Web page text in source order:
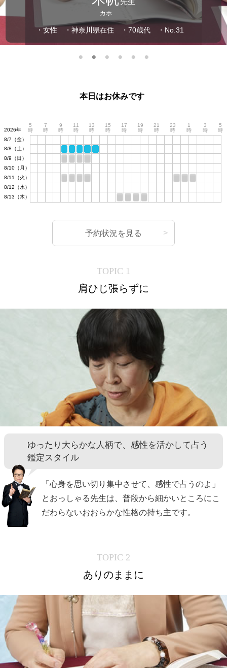
カホ
・女性 ・神奈川県在住 ・70歳代 ・No.31
本日はお休みです
2026年
5
時
7
時
9
時
11
時
13
時
15
時
17
時
19
時
21
時
23
時
1
時
3
時
5
時
8/7（金）
8/8（土）
8/9（日）
8/10（月）
8/11（火）
8/12（水）
8/13（木）
予約状況を見る
TOPIC 1
肩ひじ張らずに
ゆったり大らかな人柄で、感性を活かして占う
鑑定スタイル
「心身を思い切り集中させて、感性で占うのよ」
とおっしゃる先生は、普段から細かいところにこ
だわらないおおらかな性格の持ち主です。
TOPIC 2
ありのままに